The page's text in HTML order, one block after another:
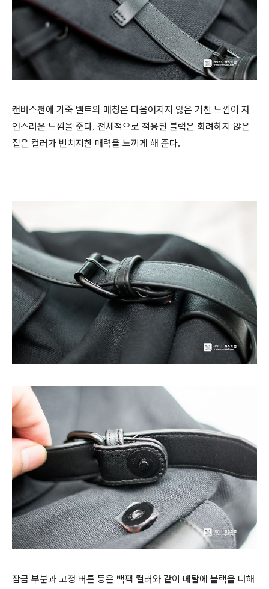
캔버스천에 가죽 벨트의 매칭은 다음어지지 않은 거친 느낌이 자
연스러운 느낌을 준다. 전체적으로 적용된 블랙은 화려하지 않은
짙은 컬러가 빈치지한 매력을 느끼게 해 준다.
잠금 부분과 고정 버튼 등은 백팩 컬러와 같이 메탈에 블랙을 더해